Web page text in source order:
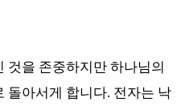
것을 존중하지만 하나님의
돌아서게 합니다. 전자는 낙